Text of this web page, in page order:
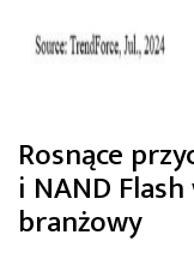
Rosnące
i NAND
branżowy